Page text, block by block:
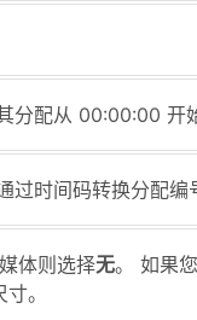
配从 00:00:00 开
时间码转换分配编
体则选择无。 如果
。